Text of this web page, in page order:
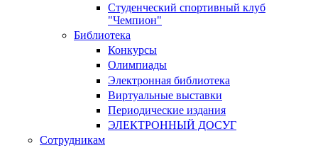
Студенческий спортивный клуб
"Чемпион"
Библиотека
Конкурсы
Олимпиады
Электронная библиотека
Виртуальные выставки
Периодические издания
ЭЛЕКТРОННЫЙ ДОСУГ
Сотрудникам